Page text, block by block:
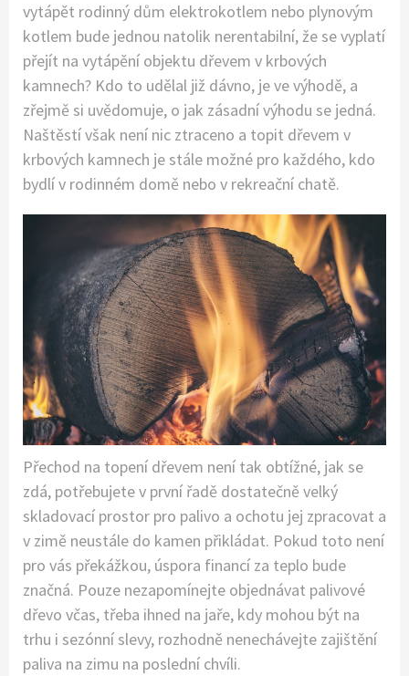
vytápět rodinný dům elektrokotlem nebo plynovým
kotlem bude jednou natolik nerentabilní, že se vyplatí
přejít na vytápění objektu dřevem v krbových
kamnech? Kdo to udělal již dávno, je ve výhodě, a
zřejmě si uvědomuje, o jak zásadní výhodu se jedná.
Naštěstí však není nic ztraceno a topit dřevem v
krbových kamnech je stále možné pro každého, kdo
bydlí v rodinném domě nebo v rekreační chatě.
Přechod na topení dřevem není tak obtížné, jak se
zdá, potřebujete v první řadě dostatečně velký
skladovací prostor pro palivo a ochotu jej zpracovat a
v zimě neustále do kamen přikládat. Pokud toto není
pro vás překážkou, úspora financí za teplo bude
značná. Pouze nezapomínejte objednávat palivové
dřevo včas, třeba ihned na jaře, kdy mohou být na
trhu i sezónní slevy, rozhodně nenechávejte zajištění
paliva na zimu na poslední chvíli.